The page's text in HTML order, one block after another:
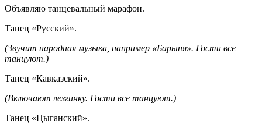
Объявляю танцевальный марафон.
Танец «Русский».
(Звучит народная музыка, например «Барыня». Гости все
танцуют.)
Танец «Кавказский».
(Включают лезгинку. Гости все танцуют.)
Танец «Цыганский».